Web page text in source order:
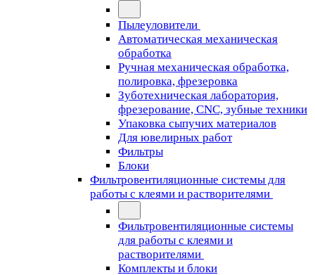
Пылеуловители
Автоматическая механическая
обработка
Ручная механическая обработка,
полировка, фрезеровка
Зуботехническая лаборатория,
фрезерование, CNC, зубные техники
Упаковка сыпучих материалов
Для ювелирных работ
Фильтры
Блоки
Фильтровентиляционные системы для
работы с клеями и растворителями
Фильтровентиляционные системы
для работы с клеями и
растворителями
Комплекты и блоки